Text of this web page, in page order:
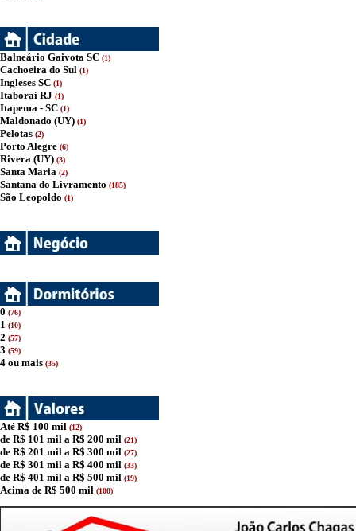
Balneário Gaivota SC (1)
Cachoeira do Sul (1)
Ingleses SC (1)
Itaboraí RJ (1)
Itapema - SC (1)
Maldonado (UY) (1)
Pelotas (2)
Porto Alegre (6)
Rivera (UY) (3)
Santa Maria (2)
Santana do Livramento (185)
São Leopoldo (1)
0 (76)
1 (10)
2 (57)
3 (59)
4 ou mais (35)
Até R$ 100 mil (12)
de R$ 101 mil a R$ 200 mil (21)
de R$ 201 mil a R$ 300 mil (27)
de R$ 301 mil a R$ 400 mil (33)
de R$ 401 mil a R$ 500 mil (19)
Acima de R$ 500 mil (100)